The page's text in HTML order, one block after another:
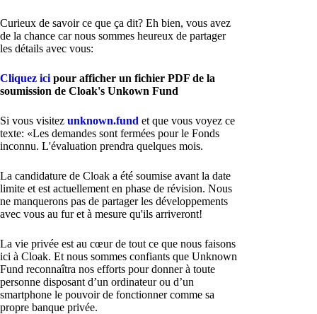
Curieux de savoir ce que ça dit? Eh bien, vous avez
de la chance car nous sommes heureux de partager
les détails avec vous:
Cliquez ici pour afficher un fichier PDF de la
soumission de Cloak's Unkown Fund
Si vous visitez unknown.fund et que vous voyez ce
texte: «Les demandes sont fermées pour le Fonds
inconnu. L'évaluation prendra quelques mois.
La candidature de Cloak a été soumise avant la date
limite et est actuellement en phase de révision. Nous
ne manquerons pas de partager les développements
avec vous au fur et à mesure qu'ils arriveront!
La vie privée est au cœur de tout ce que nous faisons
ici à Cloak. Et nous sommes confiants que Unknown
Fund reconnaîtra nos efforts pour donner à toute
personne disposant d’un ordinateur ou d’un
smartphone le pouvoir de fonctionner comme sa
propre banque privée.